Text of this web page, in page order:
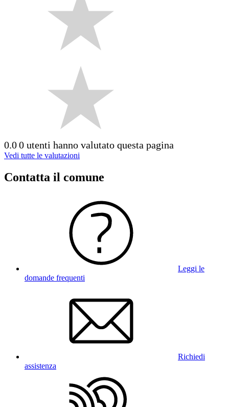
0.00 utenti hanno valutato questa pagina
Vedi tutte le valutazioni
Contatta il comune
Leggi le
domande frequenti
Richiedi
assistenza